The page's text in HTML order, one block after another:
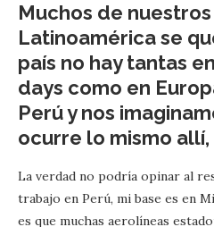
Muchos de
Latinoamérica se
país no hay tantas
days como en
Perú y nos
ocurre lo mismo allí,
La verdad no podría opinar al
trabajo en Perú, mi base es en
es que muchas aerolíneas